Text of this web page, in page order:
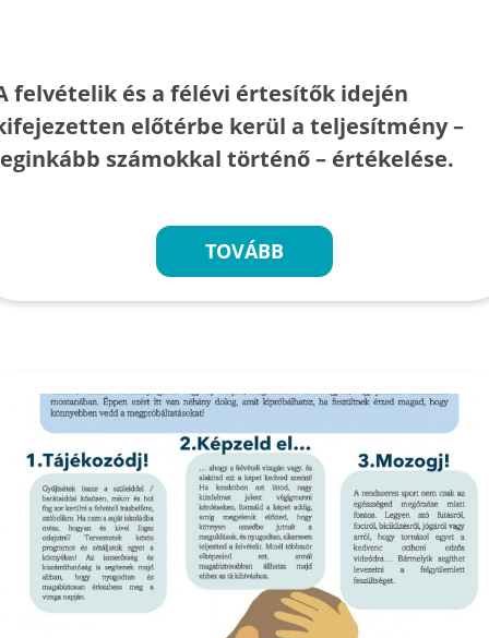
felvételik és a félévi értesítők idején
előtérbe kerül a teljesítmény –
számokkal történő – értékelése.
TOVÁBB